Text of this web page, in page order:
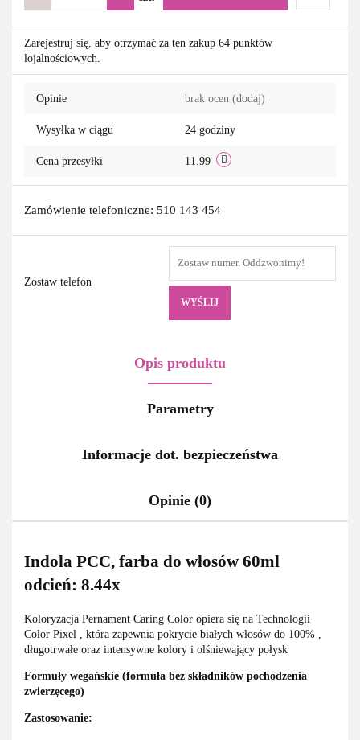
Do
Zarejestruj się, aby otrzymać za ten zakup 64 punktów
lojalnościowych.
Opinie brak ocen (dodaj)
Wysyłka w ciągu 24 godziny
Cena przesyłki 11.99
Zamówienie telefoniczne: 510 143 454
Zostaw telefon
WYŚLIJ
Opis produktu
Parametry
Informacje dot. bezpieczeństwa
Opinie (0)
Indola PCC, farba do włosów 60ml
odcień: 8.44x
Koloryzacja Pernament Caring Color opiera się na Technologii
Color Pixel , która zapewnia pokrycie białych włosów do 100% ,
długotrwałe oraz intensywne kolory i olśniewający połysk
Formuły wegańskie (formuła bez składników pochodzenia
zwierzęcego)
Zastosowanie: